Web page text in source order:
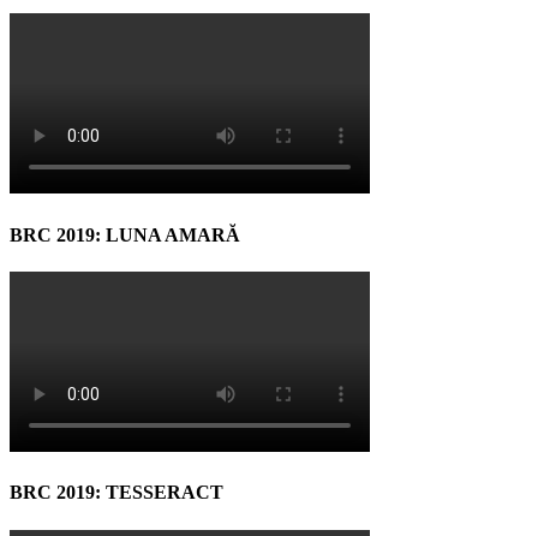
BRC 2019: LUNA AMARĂ
BRC 2019: TESSERACT